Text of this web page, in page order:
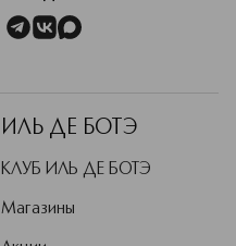
ИЛЬ ДЕ БОТЭ
КЛУБ ИЛЬ ДЕ БОТЭ
Магазины